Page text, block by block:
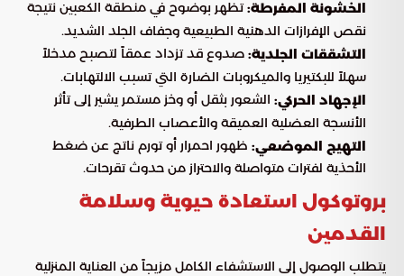
الخشونة المفرطة:تظهر بوضوح في منطقة الكعبين نتيجة
نقص الإفرازات الدهنية الطبيعية وجفاف الجلد الشديد.
التشققات الجلدية: صدوع قد تزداد عمقاً لتصبح مدخلاً
سهلاً للبكتيريا والميكروبات الضارة التي تسبب الالتهابات.
الإجهاد الحركي: الشعور بثقل أو وخز مستمر يشير إلى تأثر
الأنسجة العضلية العميقة والأعصاب الطرفية.
التهيج الموضعي: ظهور احمرار أو تورم ناتج عن ضغط
الأحذية لفترات متواصلة والاحتراز من حدوث تقرحات.
بروتوكول استعادة حيوية وسلامة
القدمين
يتطلب الوصول إلى الاستشفاء الكامل مزيجاً من العناية المنزلية